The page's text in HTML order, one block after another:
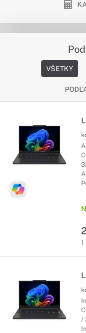
VŠETKY
/